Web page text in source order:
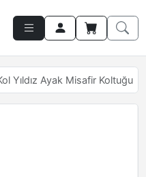
Yıldız Ayak Misafir Koltuğu